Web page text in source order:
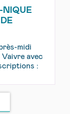
NIQUE
midi
avec
: